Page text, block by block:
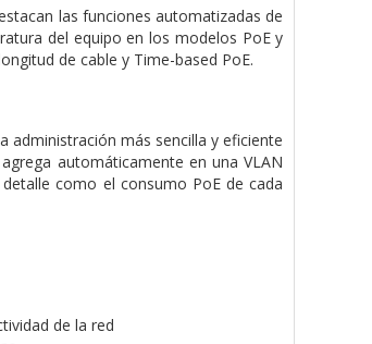
las funciones automatizadas de
del equipo en los modelos PoE y
de cable y Time-based PoE.
administración más sencilla y eficiente
automáticamente en una VLAN
como el consumo PoE de cada
de la red